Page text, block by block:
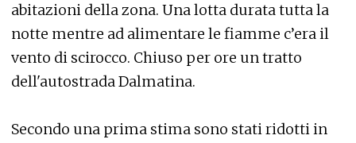
abitazioni della zona. Una lotta durata tutta la
notte mentre ad alimentare le fiamme c’era il
vento di scirocco. Chiuso per ore un tratto
dell'autostrada Dalmatina.
Secondo una prima stima sono stati ridotti in